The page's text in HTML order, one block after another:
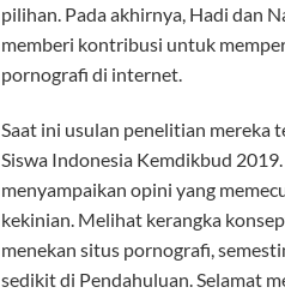
pilihan. Pada akhirnya, Hadi dan
memberi kontribusi untuk
pornografi di internet.
Saat ini usulan penelitian mereka
Siswa Indonesia Kemdikbud
menyampaikan opini yang
kekinian. Melihat kerangka
menekan situs pornografi,
sedikit di Pendahuluan. Selamat